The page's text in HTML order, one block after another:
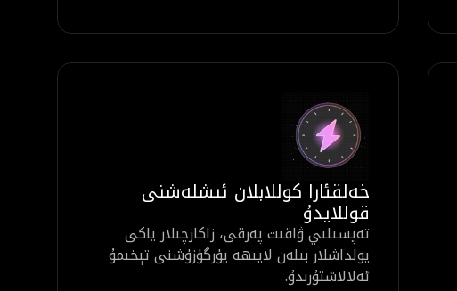
خەلقئارا كوللابلان ئىشلەشنى
قوللايدۇ
تەپسىلىي ۋاقىت پەرقى، زاكازچىلار ياكى
يولداشلار بىلەن لايىھە يۈرگۈزۈشنى تېخىمۇ
ئەلالاشتۇرىدۇ.